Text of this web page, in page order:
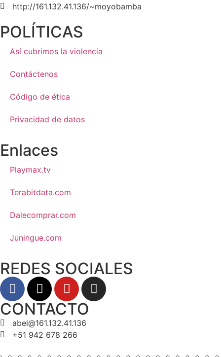
http://161.132.41.136/~moyobamba
POLÍTICAS
Así cubrimos la violencia
Contáctenos
Código de ética
Privacidad de datos
Enlaces
Playmax.tv
Terabitdata.com
Dalecomprar.com
Juningue.com
REDES SOCIALES
CONTACTO
abel@161.132.41.136
+51 942 678 266